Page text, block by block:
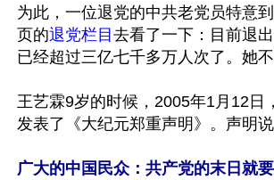
为此，一位退党的中共老党员特意
页的退党栏目 去看了一下：目前退
已经超过三亿七千多万人次了。她不
王艺霖9岁的时候，2005年1月12日
发表了《大纪元郑重声明》。声明说
广大的中国民众：共产党的末日就